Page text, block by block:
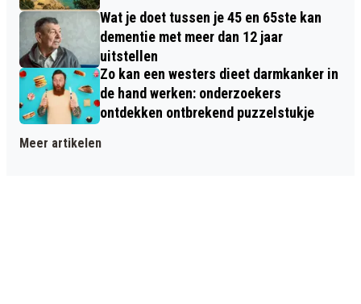
Wat je doet tussen je 45 en 65ste kan
dementie met meer dan 12 jaar
uitstellen
Zo kan een westers dieet darmkanker in
de hand werken: onderzoekers
ontdekken ontbrekend puzzelstukje
Meer artikelen